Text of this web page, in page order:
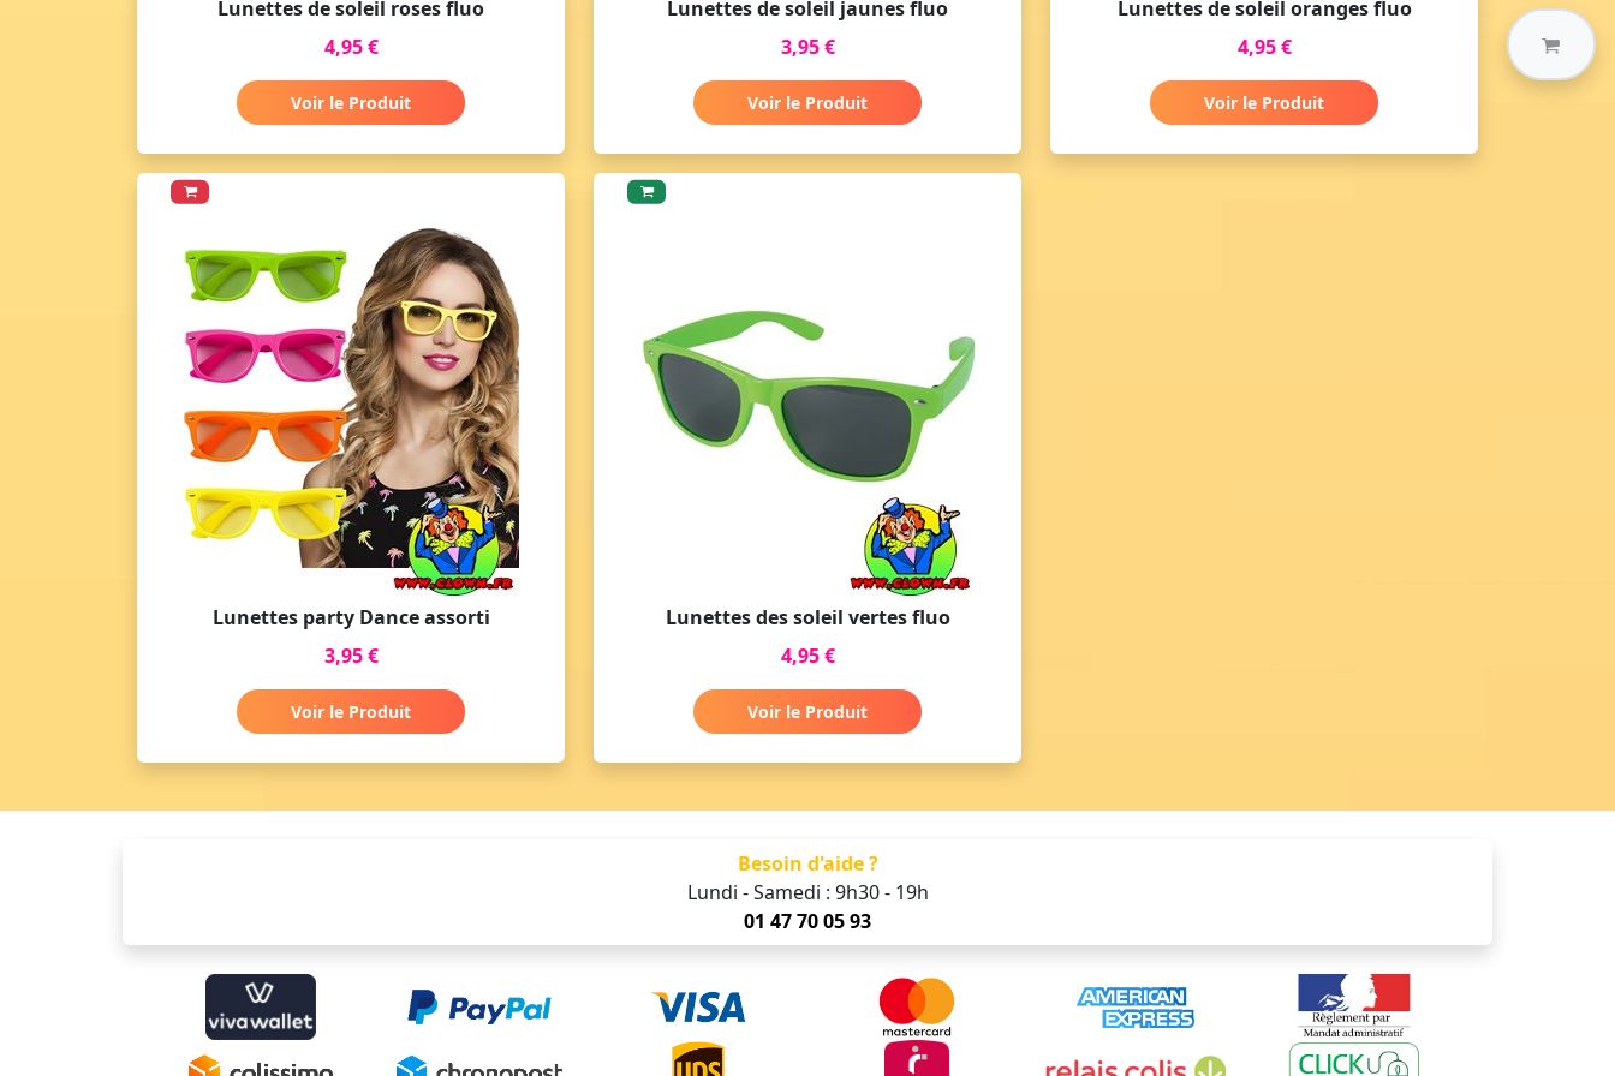
Lunettes de soleil roses fluo
4,95 €
Voir le Produit
Lunettes de soleil jaunes fluo
3,95 €
Voir le Produit
Lunettes de soleil oranges fluo
4,95 €
Voir le Produit
Lunettes party Dance assorti
3,95 €
Voir le Produit
Lunettes des soleil vertes fluo
4,95 €
Voir le Produit
Besoin d'aide ?
Lundi - Samedi : 9h30 - 19h
01 47 70 05 93